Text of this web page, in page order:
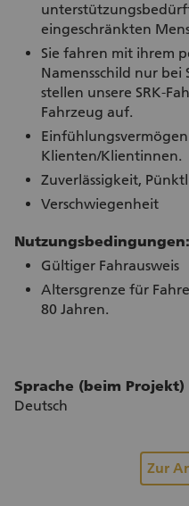
eingeschränkten
Sie fahren mit ihrem
Namensschild nur
stellen unsere SRK-
Fahrzeug auf.
Klienten/Klientinnen.
Zuverlässigkeit,
Verschwiegenheit
Nutzungsbedingungen:
Gültiger Fahrausweis
Altersgrenze für
80 Jahren.
Sprache (beim Projekt)
Deutsch
Zur